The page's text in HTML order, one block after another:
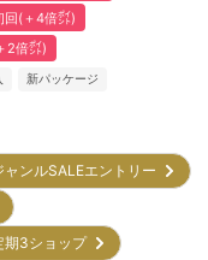
回(＋4倍㌽)
2倍㌽)
新パッケージ
ャンルSALEエントリー
期3ショップ